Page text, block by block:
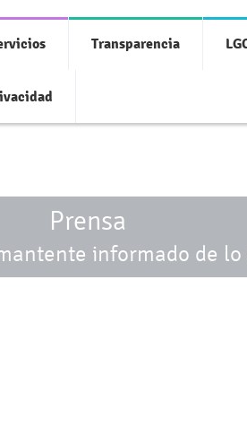
Transparencia
Prensa
informado de